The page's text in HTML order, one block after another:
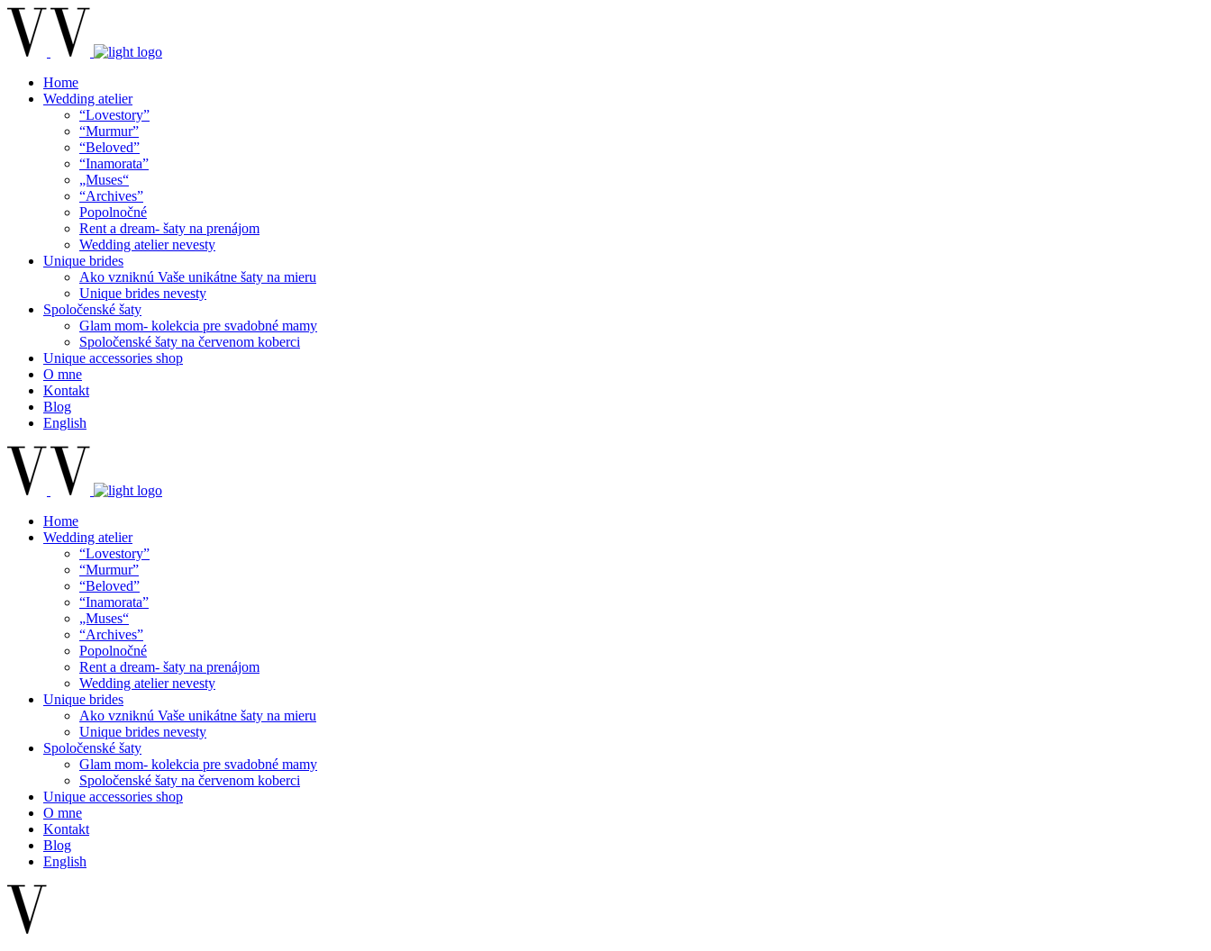
Home
Wedding atelier
“Lovestory”
“Murmur”
“Beloved”
“Inamorata”
„Muses“
“Archives”
Popolnočné
Rent a dream- šaty na prenájom
Wedding atelier nevesty
Unique brides
Ako vzniknú Vaše unikátne šaty na mieru
Unique brides nevesty
Spoločenské šaty
Glam mom- kolekcia pre svadobné mamy
Spoločenské šaty na červenom koberci
Unique accessories shop
O mne
Kontakt
Blog
English
Home
Wedding atelier
“Lovestory”
“Murmur”
“Beloved”
“Inamorata”
„Muses“
“Archives”
Popolnočné
Rent a dream- šaty na prenájom
Wedding atelier nevesty
Unique brides
Ako vzniknú Vaše unikátne šaty na mieru
Unique brides nevesty
Spoločenské šaty
Glam mom- kolekcia pre svadobné mamy
Spoločenské šaty na červenom koberci
Unique accessories shop
O mne
Kontakt
Blog
English